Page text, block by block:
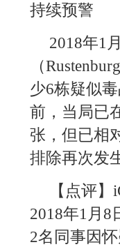
持续预警
2018年1
（
少6栋疑似
前，当局已
张，但已相
排除再次发
【点评
2018年1月8
2名同事因